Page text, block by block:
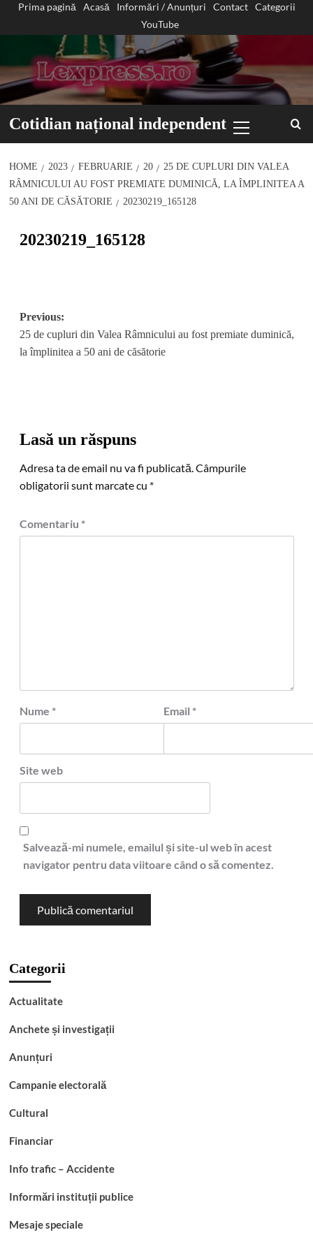
Prima pagină Acasă Informări / Anunțuri Contact
Categorii
YouTube
Cotidian național independent
Menu
HOME 2023 FEBRUARIE 20
25 DE CUPLURI DIN VALEA
RÂMNICULUI AU FOST PREMIATE DUMINICĂ, LA ÎMPLINITEA A
50 ANI DE CĂSĂTORIE
20230219_165128
20230219_165128
Post
navigation
Previous:
25 de cupluri din Valea Râmnicului au fost premiate duminică,
la împlinitea a 50 ani de căsătorie
Lasă un răspuns
Adresa ta de email nu va fi publicată.Câmpurile
obligatorii sunt marcate cu *
Comentariu *
Nume * Email *
Site web
Salvează-mi numele, emailul și site-ul web în acest
navigator pentru data viitoare când o să comentez.
Categorii
Actualitate
Anchete și investigații
Anunțuri
Campanie electorală
Cultural
Financiar
Info trafic – Accidente
Informări instituții publice
Mesaje speciale